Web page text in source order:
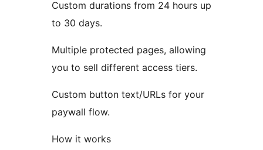
Custom durations from 24 hours up
to 30 days.
Multiple protected pages, allowing
you to sell different access tiers.
Custom button text/URLs for your
paywall flow.
How it works